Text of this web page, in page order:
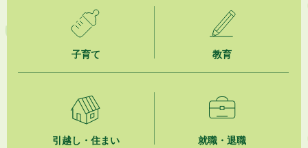
子育て 教育
引越し・住まい 就職・退職